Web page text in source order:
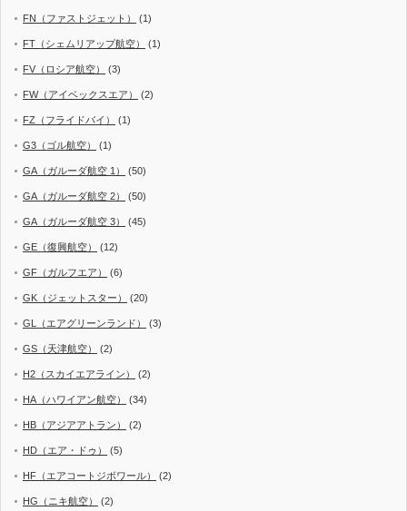
FN（ファストジェット） (1)
FT（シェムリアップ航空） (1)
FV（ロシア航空） (3)
FW（アイベックスエア） (2)
FZ（フライドバイ） (1)
G3（ゴル航空） (1)
GA（ガルーダ航空 1） (50)
GA（ガルーダ航空 2） (50)
GA（ガルーダ航空 3） (45)
GE（復興航空） (12)
GF（ガルフエア） (6)
GK（ジェットスター） (20)
GL（エアグリーンランド） (3)
GS（天津航空） (2)
H2（スカイエアライン） (2)
HA（ハワイアン航空） (34)
HB（アジアアトラン） (2)
HD（エア・ドゥ） (5)
HF（エアコートジボワール） (2)
HG（ニキ航空） (2)